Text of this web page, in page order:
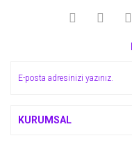
Ürün açıklamasında
KURUMSAL